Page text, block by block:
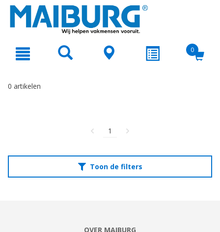
text.skipToNavigation
0
0 artikelen
1
Toon de filters
OVER MAIBURG